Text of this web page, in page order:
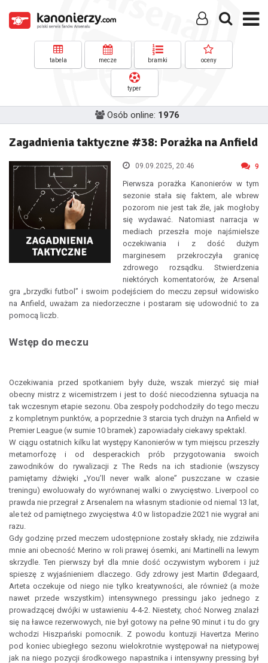
tabela mecze bramki oceny
typer
Osób online: 1976
Zagadnienia taktyczne #38: Porażka na Anfield
09.09.2025, 20:46 9
Pierwsza porażka Kanonierów w tym
sezonie stała się faktem, ale wbrew
pozorom nie jest tak źle, jak mogłoby
się wydawać. Natomiast narracja w
mediach przeszła moje najśmielsze
oczekiwania i z dość dużym
marginesem przekroczyła granicę
zdrowego rozsądku. Stwierdzenia
niektórych komentatorów, że Arsenal
gra „brzydki futbol” i swoim podejściem do meczu zepsuł widowisko
na Anfield, uważam za niedorzeczne i postaram się udowodnić to za
pomocą liczb.
Wstęp do meczu
Oczekiwania przed spotkaniem były duże, wszak mierzyć się miał
obecny mistrz z wicemistrzem i jest to dość niecodzienna sytuacja na
tak wczesnym etapie sezonu. Oba zespoły podchodziły do tego meczu
z kompletnym punktów, a poprzednie 3 starcia tych drużyn na Anfield w
Premier League (w sumie 10 bramek) zapowiadały ciekawy spektakl.
W ciągu ostatnich kilku lat występy Kanonierów w tym miejscu przeszły
metamorfozę i od desperackich prób przygotowania swoich
zawodników do rywalizacji z The Reds na ich stadionie (wszyscy
pamiętamy dźwięki „You’ll never walk alone” puszczane w czasie
treningu) ewoluowały do wyrównanej walki o zwycięstwo. Liverpool co
prawda nie przegrał z Arsenalem na własnym stadionie od niemal 13 lat,
ale też od pamiętnego zwycięstwa 4:0 w listopadzie 2021 nie wygrał ani
razu.
Gdy godzinę przed meczem udostępnione zostały składy, nie zdziwiła
mnie ani obecność Merino w roli prawej ósemki, ani Martinelli na lewym
skrzydle. Ten pierwszy był dla mnie dość oczywistym wyborem i już
spieszę z wyjaśnieniem dlaczego. Gdy zdrowy jest Martin Ødegaard,
Arteta oczekuje od niego nie tylko kreatywności, ale również (a może
nawet przede wszystkim) intensywnego pressingu jako jednego z
prowadzącej dwójki w ustawieniu 4-4-2. Niestety, choć Norweg znalazł
się na ławce rezerwowych, nie był gotowy na pełne 90 minut i tu do gry
wchodzi Hiszpański pomocnik. Z powodu kontuzji Havertza Merino
pod koniec ubiegłego sezonu wielokrotnie występował na nietypowej
jak na niego pozycji środkowego napastnika i intensywny pressing był